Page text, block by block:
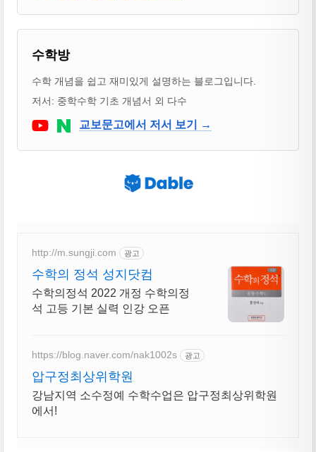
블로거 & 출판 교재 소개
수학방
수학 개념을 쉽고 재미있게 설명하는 블로그입니다.
저서: 중학수학 기초 개념서 외 다수
Youtube네이버 블로그
교보문고에서 저서 보기 →
http://m.sungji.com 광고
수학의 정석 성지닷컴
수학의정석 2022 개정 수학의정
석 고등 기본 실력 인강 오픈
https://blog.naver.com/nak1002s 광고
압구정최상위학원
강남지역 소수정예 수학수업은 압구정최상위학원
에서!